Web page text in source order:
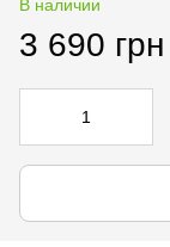
В наличии
3 690 грн